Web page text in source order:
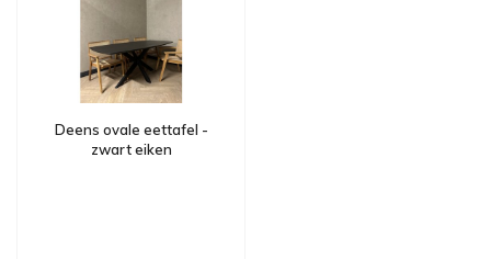
Deens ovale eettafel -
zwart eiken